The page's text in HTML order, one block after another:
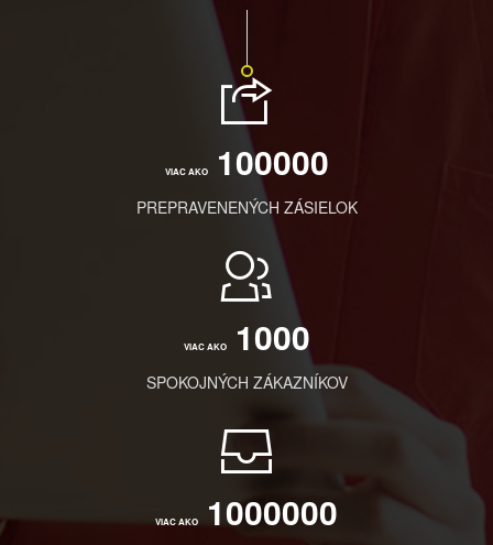
VIAC AKO100000
PREPRAVENENÝCH ZÁSIELOK
VIAC AKO1000
SPOKOJNÝCH ZÁKAZNÍKOV
VIAC AKO 1000000